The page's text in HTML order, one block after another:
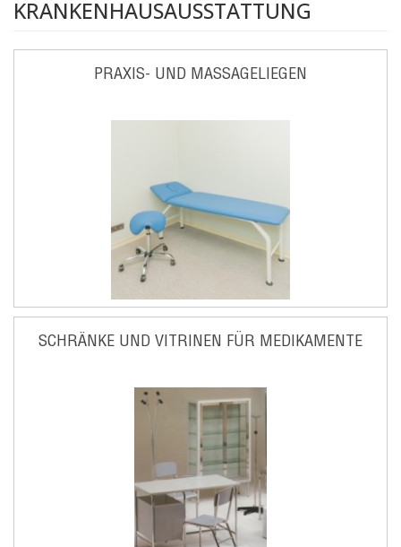
KRANKENHAUSAUSSTATTUNG
PRAXIS- UND MASSAGELIEGEN
SCHRÄNKE UND VITRINEN FÜR MEDIKAMENTE